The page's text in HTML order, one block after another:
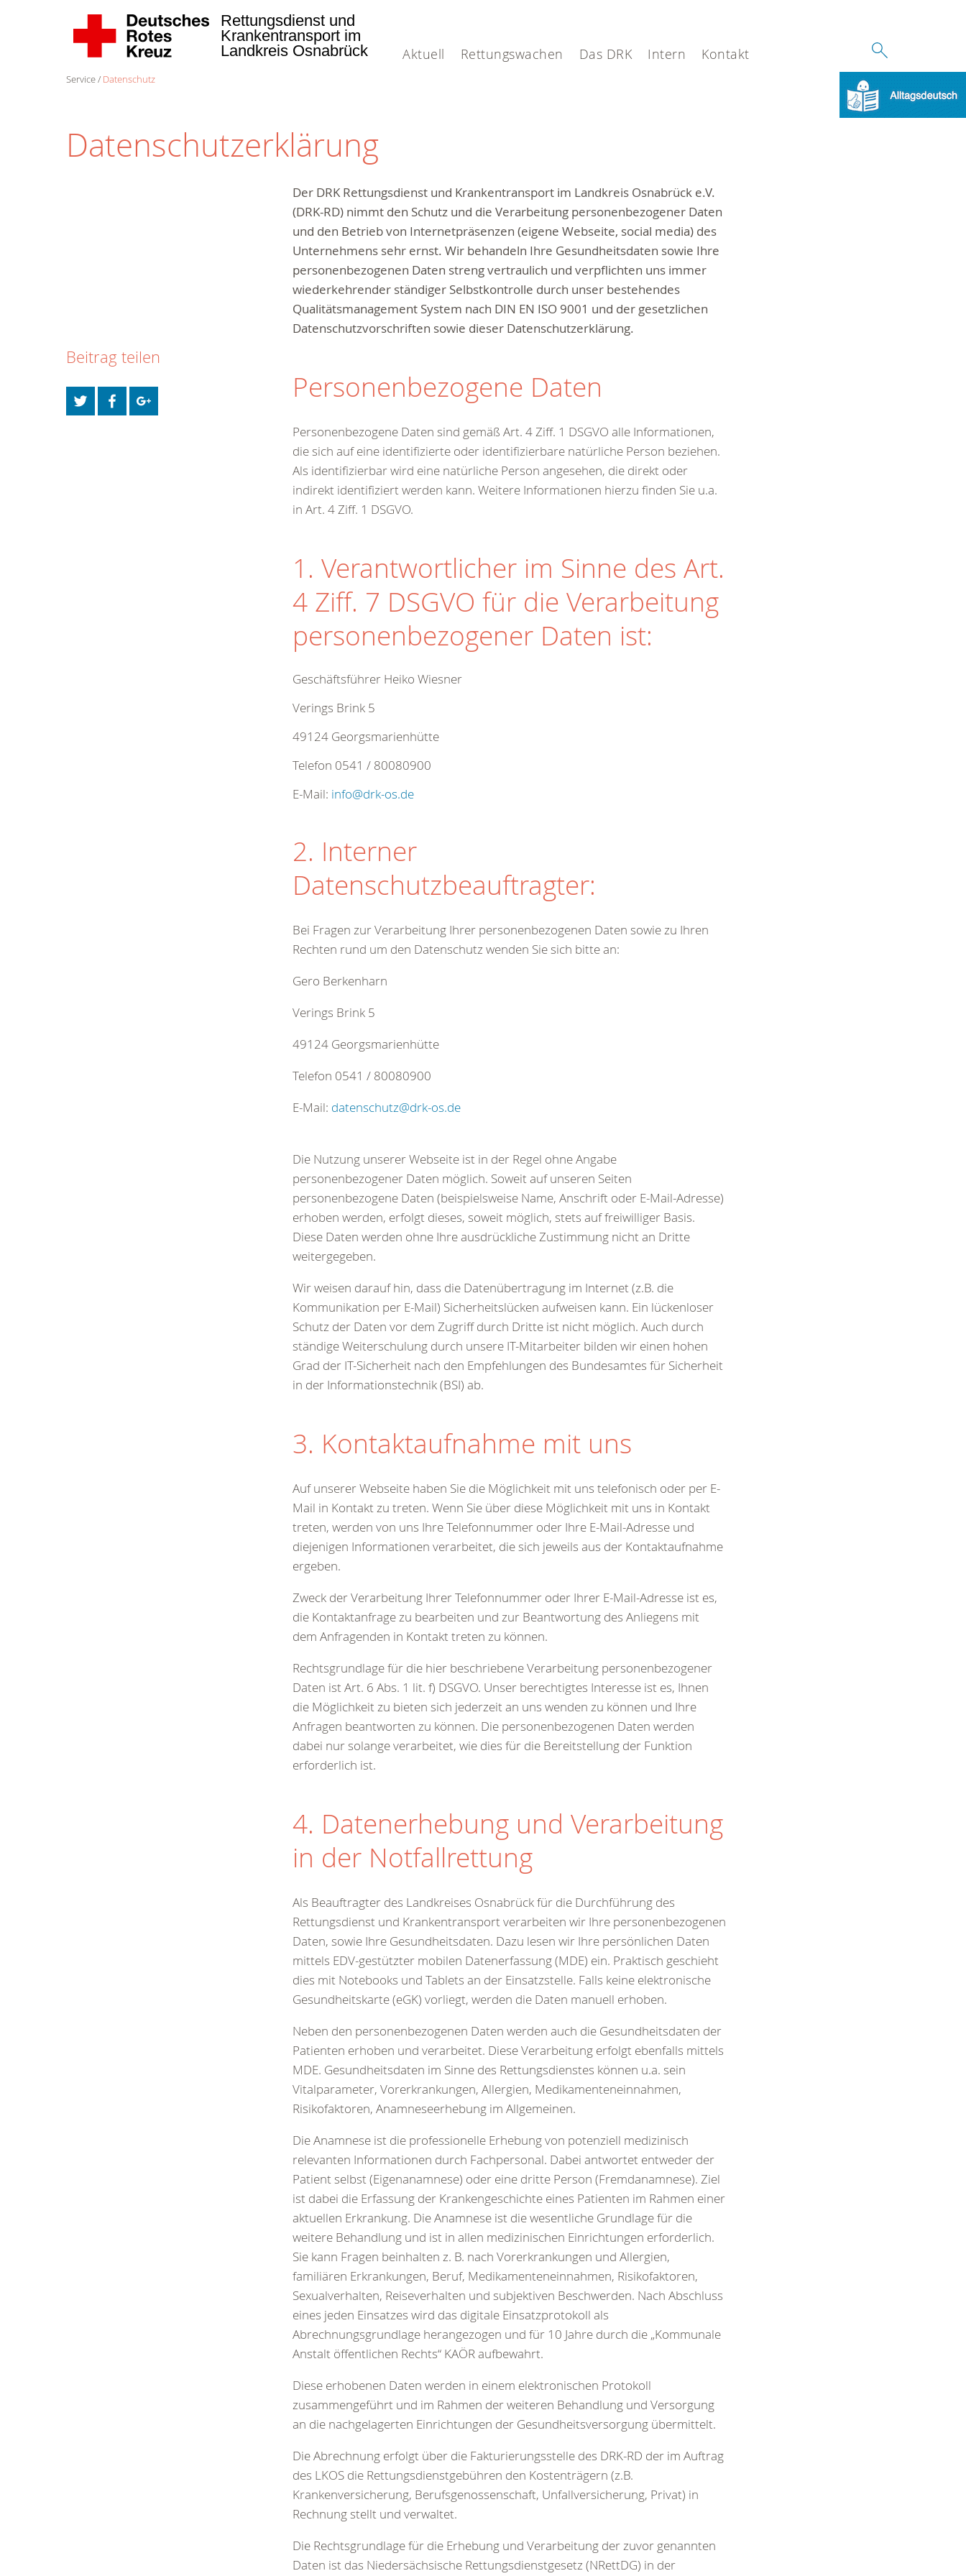
Aktuell Rettungswachen Das DRK Intern Kontakt
Rettungsdienst und
Krankentransport im
Landkreis Osnabrück
Service Datenschutz
Datenschutzerklärung
Der DRK Rettungsdienst und Krankentransport im Landkreis Osnabrück e.V.
(DRK-RD) nimmt den Schutz und die Verarbeitung personenbezogener Daten
und den Betrieb von Internetpräsenzen (eigene Webseite, social media) des
Unternehmens sehr ernst. Wir behandeln Ihre Gesundheitsdaten sowie Ihre
personenbezogenen Daten streng vertraulich und verpflichten uns immer
wiederkehrender ständiger Selbstkontrolle durch unser bestehendes
Qualitätsmanagement System nach DIN EN ISO 9001 und der gesetzlichen
Datenschutzvorschriften sowie dieser Datenschutzerklärung.
Personenbezogene Daten
Personenbezogene Daten sind gemäß Art. 4 Ziff. 1 DSGVO alle Informationen,
die sich auf eine identifizierte oder identifizierbare natürliche Person beziehen.
Als identifizierbar wird eine natürliche Person angesehen, die direkt oder
indirekt identifiziert werden kann. Weitere Informationen hierzu finden Sie u.a.
in Art. 4 Ziff. 1 DSGVO.
1. Verantwortlicher im Sinne des Art.
4 Ziff. 7 DSGVO für die Verarbeitung
personenbezogener Daten ist:
Geschäftsführer Heiko Wiesner
Verings Brink 5
49124 Georgsmarienhütte
Telefon 0541 / 80080900
E-Mail: info@drk-os.de
2. Interner
Datenschutzbeauftragter:
Bei Fragen zur Verarbeitung Ihrer personenbezogenen Daten sowie zu Ihren
Rechten rund um den Datenschutz wenden Sie sich bitte an:
Gero Berkenharn
Verings Brink 5
49124 Georgsmarienhütte
Telefon 0541 / 80080900
E-Mail: datenschutz@drk-os.de
Die Nutzung unserer Webseite ist in der Regel ohne Angabe
personenbezogener Daten möglich. Soweit auf unseren Seiten
personenbezogene Daten (beispielsweise Name, Anschrift oder E-Mail-Adresse)
erhoben werden, erfolgt dieses, soweit möglich, stets auf freiwilliger Basis.
Diese Daten werden ohne Ihre ausdrückliche Zustimmung nicht an Dritte
weitergegeben.
Wir weisen darauf hin, dass die Datenübertragung im Internet (z.B. die
Kommunikation per E-Mail) Sicherheitslücken aufweisen kann. Ein lückenloser
Schutz der Daten vor dem Zugriff durch Dritte ist nicht möglich. Auch durch
ständige Weiterschulung durch unsere IT-Mitarbeiter bilden wir einen hohen
Grad der IT-Sicherheit nach den Empfehlungen des Bundesamtes für Sicherheit
in der Informationstechnik (BSI) ab.
3. Kontaktaufnahme mit uns
Auf unserer Webseite haben Sie die Möglichkeit mit uns telefonisch oder per E-
Mail in Kontakt zu treten. Wenn Sie über diese Möglichkeit mit uns in Kontakt
treten, werden von uns Ihre Telefonnummer oder Ihre E-Mail-Adresse und
diejenigen Informationen verarbeitet, die sich jeweils aus der Kontaktaufnahme
ergeben.
Zweck der Verarbeitung Ihrer Telefonnummer oder Ihrer E-Mail-Adresse ist es,
die Kontaktanfrage zu bearbeiten und zur Beantwortung des Anliegens mit
dem Anfragenden in Kontakt treten zu können.
Rechtsgrundlage für die hier beschriebene Verarbeitung personenbezogener
Daten ist Art. 6 Abs. 1 lit. f) DSGVO. Unser berechtigtes Interesse ist es, Ihnen
die Möglichkeit zu bieten sich jederzeit an uns wenden zu können und Ihre
Anfragen beantworten zu können. Die personenbezogenen Daten werden
dabei nur solange verarbeitet, wie dies für die Bereitstellung der Funktion
erforderlich ist.
4. Datenerhebung und Verarbeitung
in der Notfallrettung
Als Beauftragter des Landkreises Osnabrück für die Durchführung des
Rettungsdienst und Krankentransport verarbeiten wir Ihre personenbezogenen
Daten, sowie Ihre Gesundheitsdaten. Dazu lesen wir Ihre persönlichen Daten
mittels EDV-gestützter mobilen Datenerfassung (MDE) ein. Praktisch geschieht
dies mit Notebooks und Tablets an der Einsatzstelle. Falls keine elektronische
Gesundheitskarte (eGK) vorliegt, werden die Daten manuell erhoben.
Neben den personenbezogenen Daten werden auch die Gesundheitsdaten der
Patienten erhoben und verarbeitet. Diese Verarbeitung erfolgt ebenfalls mittels
MDE. Gesundheitsdaten im Sinne des Rettungsdienstes können u.a. sein
Vitalparameter, Vorerkrankungen, Allergien, Medikamenteneinnahmen,
Risikofaktoren, Anamneseerhebung im Allgemeinen.
Die Anamnese ist die professionelle Erhebung von potenziell medizinisch
relevanten Informationen durch Fachpersonal. Dabei antwortet entweder der
Patient selbst (Eigenanamnese) oder eine dritte Person (Fremdanamnese). Ziel
ist dabei die Erfassung der Krankengeschichte eines Patienten im Rahmen einer
aktuellen Erkrankung. Die Anamnese ist die wesentliche Grundlage für die
weitere Behandlung und ist in allen medizinischen Einrichtungen erforderlich.
Sie kann Fragen beinhalten z. B. nach Vorerkrankungen und Allergien,
familiären Erkrankungen, Beruf, Medikamenteneinnahmen, Risikofaktoren,
Sexualverhalten, Reiseverhalten und subjektiven Beschwerden. Nach Abschluss
eines jeden Einsatzes wird das digitale Einsatzprotokoll als
Abrechnungsgrundlage herangezogen und für 10 Jahre durch die „Kommunale
Anstalt öffentlichen Rechts“ KAÖR aufbewahrt.
Diese erhobenen Daten werden in einem elektronischen Protokoll
zusammengeführt und im Rahmen der weiteren Behandlung und Versorgung
an die nachgelagerten Einrichtungen der Gesundheitsversorgung übermittelt.
Die Abrechnung erfolgt über die Fakturierungsstelle des DRK-RD der im Auftrag
des LKOS die Rettungsdienstgebühren den Kostenträgern (z.B.
Krankenversicherung, Berufsgenossenschaft, Unfallversicherung, Privat) in
Rechnung stellt und verwaltet.
Die Rechtsgrundlage für die Erhebung und Verarbeitung der zuvor genannten
Daten ist das Niedersächsische Rettungsdienstgesetz (NRettDG) in der
Beitrag teilen